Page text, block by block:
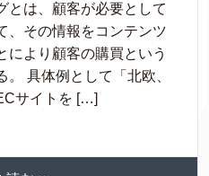
とは、顧客が必要として
、その情報をコンテンツ
により顧客の購買という
具体例として「北欧、
サイトを […]